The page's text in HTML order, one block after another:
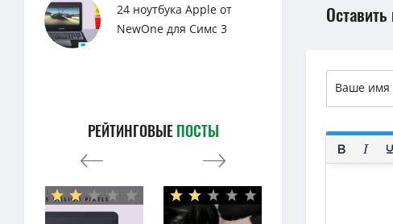
24 ноутбука Apple от
NewOne для Симс 3
РЕЙТИНГОВЫЕПОСТЫ